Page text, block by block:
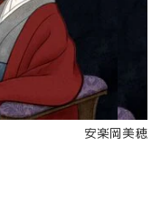
安楽岡美穂